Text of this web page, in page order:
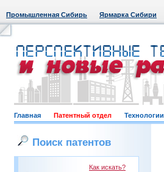
Промышленная Сибирь Ярмарка Сибири
Главная Патентный отдел Технологии
Поиск патентов
Как искать?